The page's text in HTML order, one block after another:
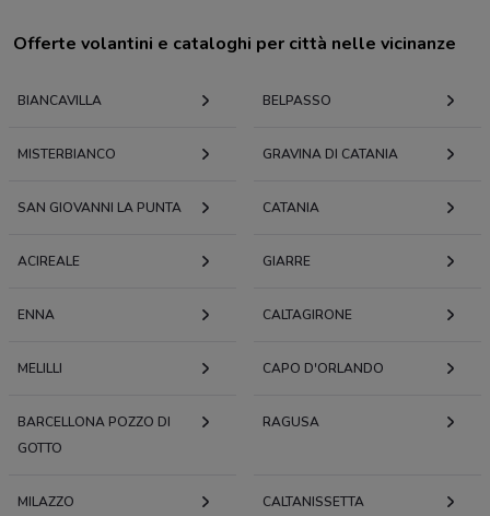
Offerte volantini e cataloghi per città nelle vicinanze
BIANCAVILLA BELPASSO
MISTERBIANCO GRAVINA DI CATANIA
SAN GIOVANNI LA PUNTA CATANIA
ACIREALE GIARRE
ENNA CALTAGIRONE
MELILLI CAPO D'ORLANDO
BARCELLONA POZZO DI
GOTTO
RAGUSA
MILAZZO CALTANISSETTA